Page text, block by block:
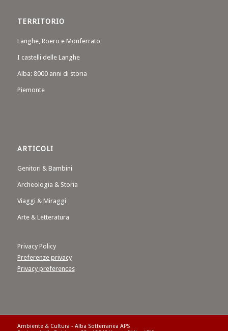
TERRITORIO
Langhe, Roero e Monferrato
I castelli delle Langhe
Alba: 8000 anni di storia
Piemonte
ARTICOLI
Genitori & Bambini
Archeologia & Storia
Viaggi & Miraggi
Arte & Letteratura
Privacy Policy
Preferenze privacy
Privacy preferences
Ambiente & Cultura - Alba Sotterranea APS